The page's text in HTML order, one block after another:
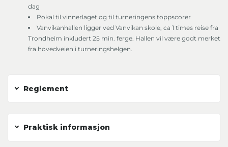
dag
Pokal til vinnerlaget og til turneringens toppscorer
Vanvikanhallen ligger ved Vanvikan skole, ca 1 times reise fra
Trondheim inkludert 25 min. ferge. Hallen vil være godt merket
fra hovedveien i turneringshelgen.
Reglement
Praktisk informasjon